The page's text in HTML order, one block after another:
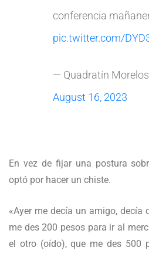
conferencia
pic.twitter.com/
— Quadratín
August 16, 2023
En vez de fijar una postura
optó por hacer un chiste.
«Ayer me decía un amigo, decía
me des 200 pesos para ir al
el otro (oído), que me des 500